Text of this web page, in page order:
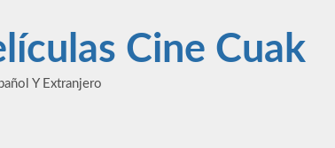
Cine Cuak
Y Extranjero